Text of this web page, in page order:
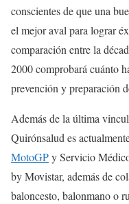
conscientes de que una
el mejor aval para lograr
comparación entre la
2000 comprobará cuánto
prevención y preparación
Además de la última
Quirónsalud es
MotoGPy Servicio
by Movistar, además de
baloncesto, balonmano o